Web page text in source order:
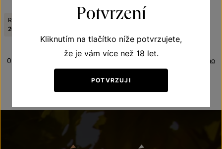
Ročník:
2002
Oceněno
0 produktů
Potvrzení
Kliknutím na tlačítko níže potvrzujete,
že je vám více než 18 let.
POTVRZUJI